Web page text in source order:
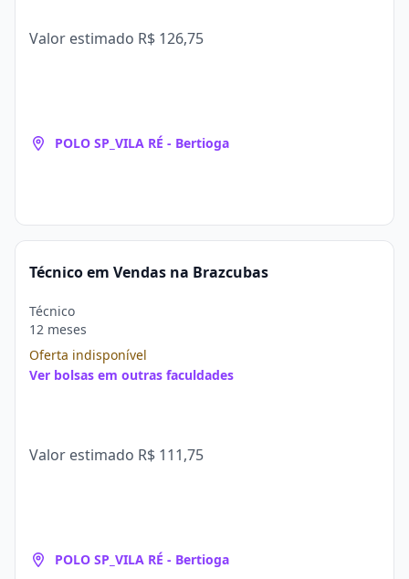
Valor estimado R$ 126,75
POLO SP_VILA RÉ - Bertioga
Técnico em Vendas na Brazcubas
Técnico
12 meses
Oferta indisponível
Ver bolsas em outras faculdades
Valor estimado R$ 111,75
POLO SP_VILA RÉ - Bertioga